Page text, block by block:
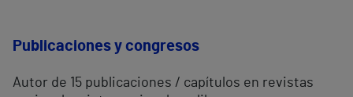
Publicaciones y congresos
Autor de 15 publicaciones / capítulos en revistas